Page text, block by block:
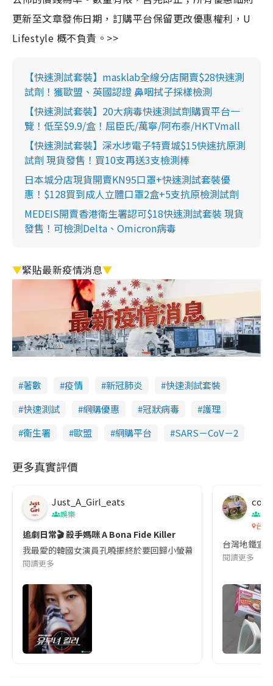
更新至文章發佈日期，訂購平台保留更改優惠權利，U
Lifestyle 概不負責。>>
【快速測試套裝】masklab全線分店開賣$28快速測
試劑！獲歐盟、英國認證 鼻咽拭子採樣檢測
【快速測試套裝】20大病毒快速測試劑購買平台一
覽！低至$9.9/盒！屈臣氏/萬寧/阿布泰/HKTVmall
【快速測試套裝】深水埗電子特賣城$15快速抗原測
試劑 現貨發售！買10支再送3支檢測棒
日本城分店現貨開賣KN95口罩+快速測試套裝優
惠！$128買到成人立體口罩2盒+5支抗原檢測試劑
MEDEIS開賣香港衛生署認可$18快速測試套裝 現貨
發售！可檢測Delta、Omicron病毒
▼緊貼最新疫情消息▼
著數 疫情 新冠肺炎
快速測試套裝
快速測試
網購優惠 冠狀病毒
護理
衞生署
歐盟 網購平台 SARS－CoV－2
更多真實評價
Just_A_Girl_eats
娛樂
追劇日常🎬 殺手媽咪 A Bona Fide Killer
我最愛的韓國女演員孔曉振終於要回歸小螢幕啦!這次的劇本改編
閱讀更多
co
吹
台灣
台灣地鐵宣
閱讀更多